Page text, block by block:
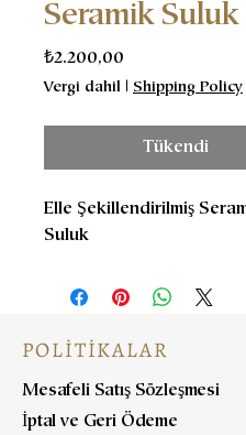
Seramik Suluk
₺2.200,00
Vergi dahil | Shipping Policy
Tükendi
Elle Şekillendirilmiş
Suluk
POLİTİKALAR
Mesafeli Satış Sözleşmesi
İptal ve Geri Ödeme